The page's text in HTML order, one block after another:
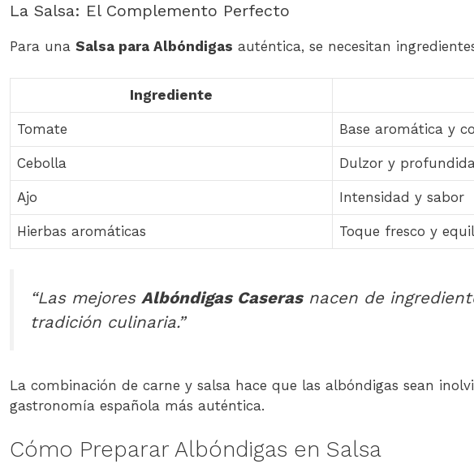
La Salsa: El Complemento Perfecto
Para una Salsa para Albóndigas auténtica, se necesitan
Ingrediente
Tomate Base aromática y
Cebolla Dulzor y
Ajo Intensidad y sabor
Hierbas aromáticas Toque fresco y
“Las mejores Albóndigas Caserasnacen de
tradición culinaria.”
La combinación de carne y salsa hace que las albóndigas sean
gastronomía española más auténtica.
Cómo Preparar Albóndigas en Salsa